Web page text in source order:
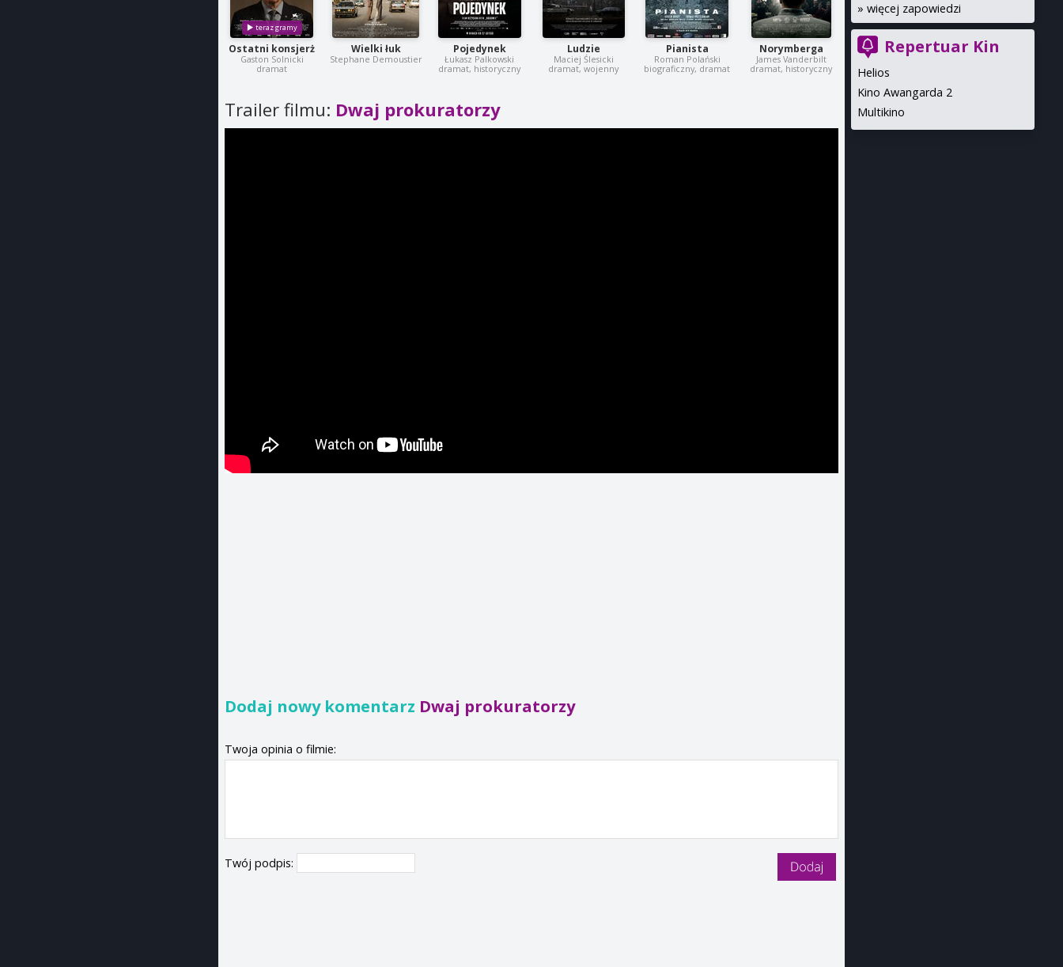
Ostatni konsjerż
Gaston Solnicki
dramat
Wielki łuk
Stephane Demoustier
Pojedynek
Łukasz Palkowski
dramat, historyczny
Ludzie
Maciej Ślesicki
dramat, wojenny
Pianista
Roman Polański
biograficzny, dramat
Norymberga
James Vanderbilt
dramat, historyczny
Trailer filmu: Dwaj prokuratorzy
Dodaj nowy komentarz Dwaj prokuratorzy
Twoja opinia o filmie:
Twój podpis:
» więcej zapowiedzi
Repertuar Kin
Helios
Kino Awangarda 2
Multikino